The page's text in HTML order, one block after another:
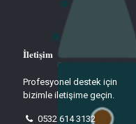
İletişim
Profesyonel destek için
bizimle iletişime geçin.
0532 614 3132